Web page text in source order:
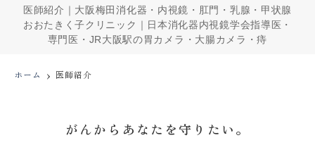
医師紹介｜大阪梅田消化器・内視鏡・肛門・乳腺・甲状腺
おおたきく子クリニック｜日本消化器内視鏡学会指導医・
専門医・JR大阪駅の胃カメラ・大腸カメラ・痔
ホーム 医師紹介
がんからあなたを守りたい。